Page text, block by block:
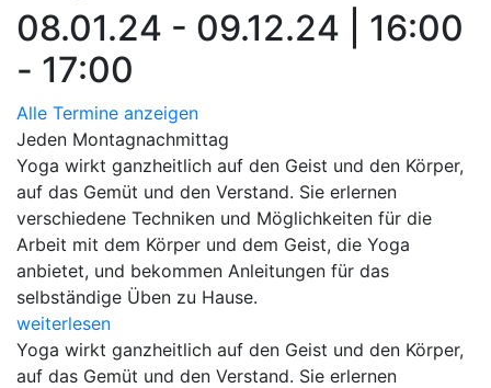
08.01.24 - 09.12.24 | 16:00
- 17:00
Alle Termine anzeigen
Jeden Montagnachmittag
Yoga wirkt ganzheitlich auf den Geist und den Körper,
auf das Gemüt und den Verstand. Sie erlernen
verschiedene Techniken und Möglichkeiten für die
Arbeit mit dem Körper und dem Geist, die Yoga
anbietet, und bekommen Anleitungen für das
selbständige Üben zu Hause.
weiterlesen
Yoga wirkt ganzheitlich auf den Geist und den Körper,
auf das Gemüt und den Verstand. Sie erlernen